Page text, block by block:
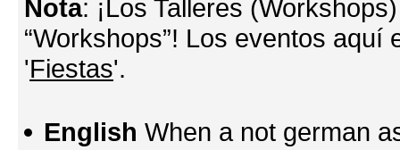
Nota: ¡Los Talleres
“Workshops”! Los eventos
'Fiestas'.
English When a not german